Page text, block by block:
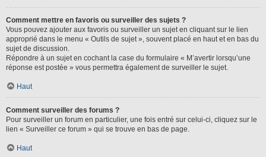
Comment mettre en favoris ou surveiller des sujets ?
Vous pouvez ajouter aux favoris ou surveiller un sujet en cliquant sur le lien
approprié dans le menu « Outils de sujet », souvent placé en haut et en bas du
sujet de discussion.
Répondre à un sujet en cochant la case du formulaire « M’avertir lorsqu’une
réponse est postée » vous permettra également de surveiller le sujet.
Haut
Comment surveiller des forums ?
Pour surveiller un forum en particulier, une fois entré sur celui-ci, cliquez sur le
lien « Surveiller ce forum » qui se trouve en bas de page.
Haut